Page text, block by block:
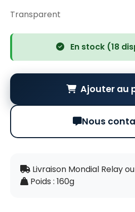
Transparent
En stock (18
Ajouter au
Nous
Livraison Mondial Relay
Poids : 160g